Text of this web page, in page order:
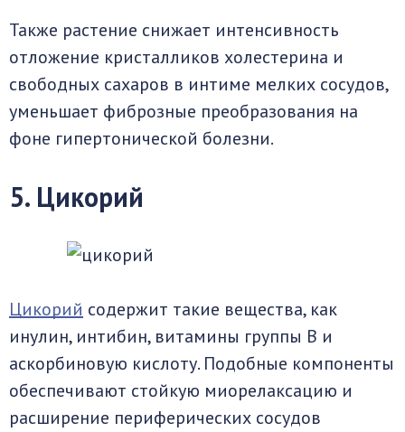
Также растение снижает интенсивность
отложение кристалликов холестерина и
свободных сахаров в интиме мелких сосудов,
уменьшает фиброзные преобразования на
фоне гипертонической болезни.
5. Цикорий
Цикорий содержит такие вещества, как
инулин, интибин, витамины группы В и
аскорбиновую кислоту. Подобные компоненты
обеспечивают стойкую миорелаксацию и
расширение периферических сосудов